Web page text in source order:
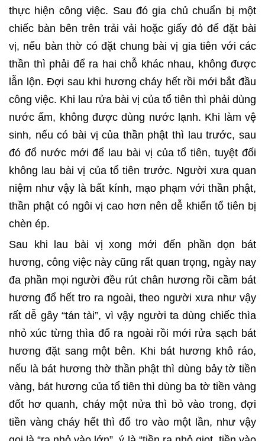
thực hiện công việc. Sau đó gia chủ chuẩn bị một
chiếc bàn bên trên trải vải hoặc giấy đỏ để đặt bài
vị, nếu bàn thờ có đặt chung bài vị gia tiên với các
thần thì phải để ra hai chỗ khác nhau, không được
lẫn lộn. Đợi sau khi hương cháy hết rồi mới bắt đầu
công việc. Khi lau rửa bài vị của tổ tiên thì phải dùng
nước ấm, không được dùng nước lạnh. Khi làm vệ
sinh, nếu có bài vị của thần phật thì lau trước, sau
đó đổ nước mới để lau bài vị của tổ tiên, tuyệt đối
không lau bài vị của tổ tiên trước. Người xưa quan
niệm như vậy là bất kính, mạo phạm với thần phật,
thần phật có ngôi vị cao hơn nên dễ khiến tổ tiên bị
chèn ép.
Sau khi lau bài vị xong mới đến phần dọn bát
hương, công việc này cũng rất quan trọng, ngày nay
đa phần mọi người đều rút chân hương rồi cầm bát
hương đổ hết tro ra ngoài, theo người xưa như vậy
rất dễ gây “tán tài”, vì vậy người ta dùng chiếc thìa
nhỏ xúc từng thìa đổ ra ngoài rồi mới rửa sạch bát
hương đặt sang một bên. Khi bát hương khô ráo,
nếu là bát hương thờ thần phật thì dùng bảy tờ tiền
vàng, bát hương của tổ tiên thì dùng ba tờ tiền vàng
đốt hơ quanh, cháy một nửa thì bỏ vào trong, đợi
tiền vàng cháy hết thì đổ tro vào một lần, như vậy